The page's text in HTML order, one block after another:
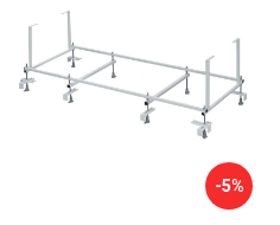
-5%